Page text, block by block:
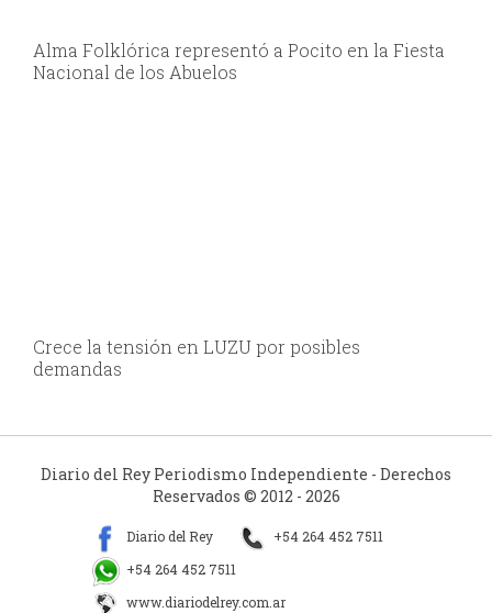
Alma Folklórica representó a Pocito en la Fiesta
Nacional de los Abuelos
Crece la tensión en LUZU por posibles
demandas
Diario del Rey Periodismo Independiente - Derechos
Reservados © 2012 - 2026
Diario del Rey
+54 264 452 7511
+54 264 452 7511
www.diariodelrey.com.ar